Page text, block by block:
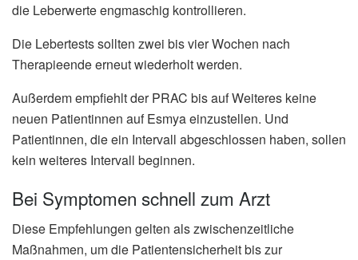
die Leberwerte engmaschig kontrollieren.
Die Lebertests sollten zwei bis vier Wochen nach
Therapieende erneut wiederholt werden.
Außerdem empfiehlt der PRAC bis auf Weiteres keine
neuen Patientinnen auf Esmya einzustellen. Und
Patientinnen, die ein Intervall abgeschlossen haben, sollen
kein weiteres Intervall beginnen.
Bei Symptomen schnell zum Arzt
Diese Empfehlungen gelten als zwischenzeitliche
Maßnahmen, um die Patientensicherheit bis zur